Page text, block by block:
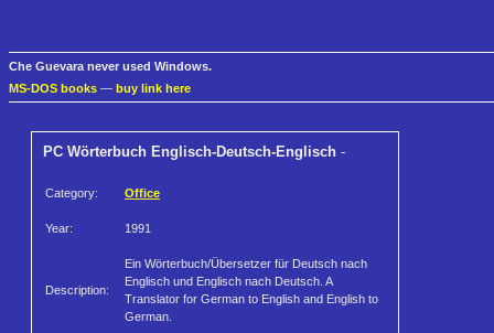
Che Guevara never used Windows.
MS-DOS books — buy link here
PC Wörterbuch Englisch-Deutsch-Englisch -
Category: Office
Year: 1991
Description:
Ein Wörterbuch/Übersetzer für Deutsch nach
Englisch und Englisch nach Deutsch. A
Translator for German to English and English to
German.